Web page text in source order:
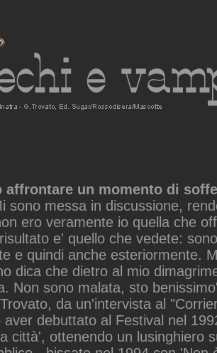
affrontare un momento di
sono messa in discussione,
ero veramente io quella che
e' quello che vedete:
e quindi anche esteriormente.
dica che dietro al mio
Non sono malata, sto
da un'intervista al
aver debuttato al Festival nel
città', ottenendo un lusinghiero